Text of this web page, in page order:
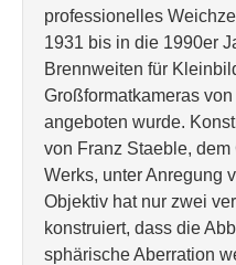
professionelles
1931 bis in die 1990er
Brennweiten für
Großformatkameras
angeboten wurde.
von Franz Staeble,
Werks, unter Anregung
Objektiv hat nur zwei
konstruiert, dass die
sphärische Aberration